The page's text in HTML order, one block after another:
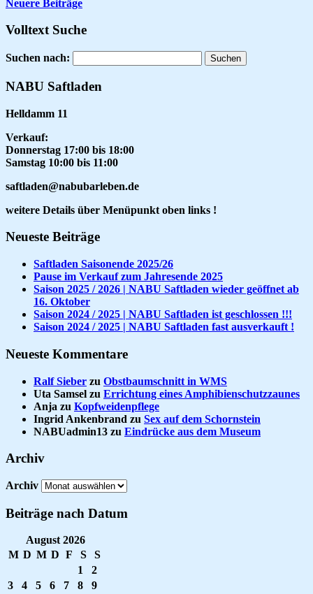
Neuere Beiträge
Volltext Suche
Suchen nach:
NABU Saftladen
Helldamm 11
Verkauf:
Donnerstag 17:00 bis 18:00
Samstag 10:00 bis 11:00
saftladen@nabubarleben.de
weitere Details über Menüpunkt oben links !
Neueste Beiträge
Saftladen Saisonende 2025/26
Pause im Verkauf zum Jahresende 2025
Saison 2025 / 2026 | NABU Saftladen wieder geöffnet ab
16. Oktober
Saison 2024 / 2025 | NABU Saftladen ist geschlossen !!!
Saison 2024 / 2025 | NABU Saftladen fast ausverkauft !
Neueste Kommentare
Ralf Sieber zu Obstbaumschnitt in WMS
Uta Samsel zu Errichtung eines Amphibienschutzzaunes
Anja zu Kopfweidenpflege
Ingrid Ankenbrand zu Sex auf dem Schornstein
NABUadmin13 zu Eindrücke aus dem Museum
Archiv
Archiv
Beiträge nach Datum
August 2026
M D M D F S
S
1
2
3
4 5 6 7 8 9